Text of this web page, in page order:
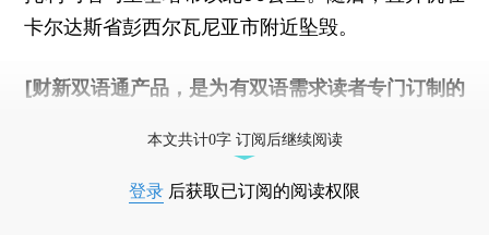
卡尔达斯省彭西尔瓦尼亚市附近坠毁。
[财新双语通产品，是为有双语需求读者专门订制的
本文共计0字 订阅后继续阅读
登录 后获取已订阅的阅读权限